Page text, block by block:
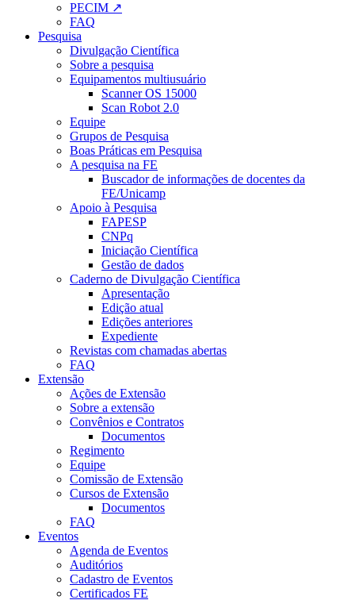
PECIM ↗
FAQ
Pesquisa
Divulgação Científica
Sobre a pesquisa
Equipamentos multiusuário
Scanner OS 15000
Scan Robot 2.0
Equipe
Grupos de Pesquisa
Boas Práticas em Pesquisa
A pesquisa na FE
Buscador de informações de docentes da
FE/Unicamp
Apoio à Pesquisa
FAPESP
CNPq
Iniciação Científica
Gestão de dados
Caderno de Divulgação Científica
Apresentação
Edição atual
Edições anteriores
Expediente
Revistas com chamadas abertas
FAQ
Extensão
Ações de Extensão
Sobre a extensão
Convênios e Contratos
Documentos
Regimento
Equipe
Comissão de Extensão
Cursos de Extensão
Documentos
FAQ
Eventos
Agenda de Eventos
Auditórios
Cadastro de Eventos
Certificados FE